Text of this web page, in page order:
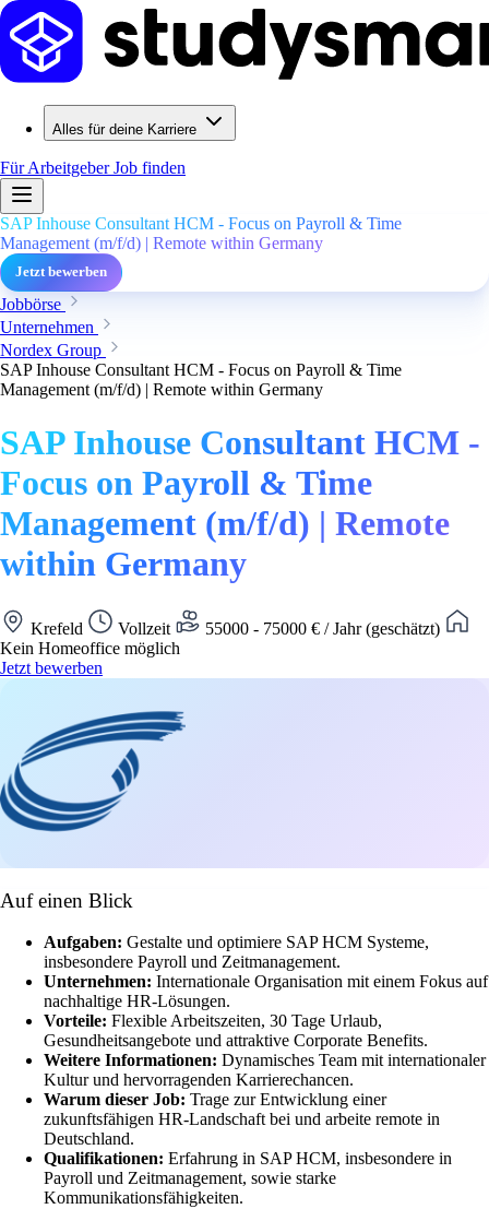
Alles für deine Karriere
Für ArbeitgeberJob finden
SAP Inhouse Consultant HCM - Focus on Payroll & Time
Management (m/f/d) | Remote within Germany
Jetzt bewerben
Jobbörse
Unternehmen
Nordex Group
SAP Inhouse Consultant HCM - Focus on Payroll & Time
Management (m/f/d) | Remote within Germany
SAP Inhouse Consultant HCM -
Focus on Payroll & Time
Management (m/f/d) | Remote
within Germany
Krefeld Vollzeit
55000 - 75000 € / Jahr (geschätzt)
Kein Homeoffice möglich
Jetzt bewerben
Auf einen Blick
Aufgaben: Gestalte und optimiere SAP HCM Systeme,
insbesondere Payroll und Zeitmanagement.
Unternehmen: Internationale Organisation mit einem Fokus auf
nachhaltige HR-Lösungen.
Vorteile: Flexible Arbeitszeiten, 30 Tage Urlaub,
Gesundheitsangebote und attraktive Corporate Benefits.
Weitere Informationen: Dynamisches Team mit internationaler
Kultur und hervorragenden Karrierechancen.
Warum dieser Job: Trage zur Entwicklung einer
zukunftsfähigen HR-Landschaft bei und arbeite remote in
Deutschland.
Qualifikationen: Erfahrung in SAP HCM, insbesondere in
Payroll und Zeitmanagement, sowie starke
Kommunikationsfähigkeiten.